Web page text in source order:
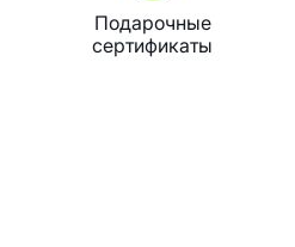
Подарочные
сертификаты